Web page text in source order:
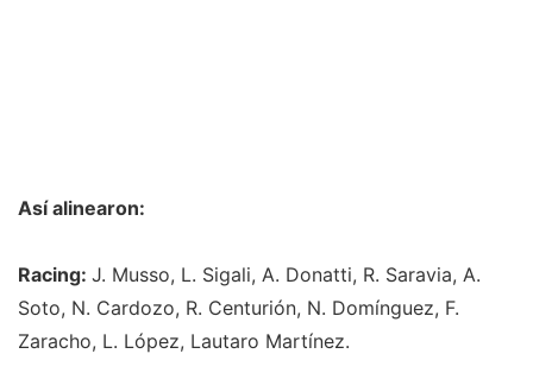
Así alinearon:
Racing: J. Musso, L. Sigali, A. Donatti, R. Saravia, A.
Soto, N. Cardozo, R. Centurión, N. Domínguez, F.
Zaracho, L. López, Lautaro Martínez.